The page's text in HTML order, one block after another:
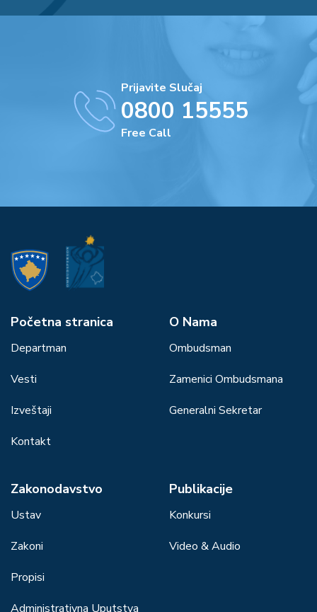
Prijavite Slučaj
0800 15555
Free Call
Početna stranica
Departman
Vesti
Izveštaji
Kontakt
О Nama
Ombudsman
Zamenici Ombudsmana
Generalni Sekretar
Zakonodavstvo
Ustav
Zakoni
Propisi
Administrativna Uputstva
Publikacije
Konkursi
Video & Audio